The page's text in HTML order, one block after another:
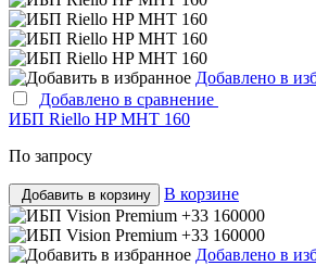
Добавлено в
Добавлено в сравнение
ИБП Riello HP MHT 160
По запросу
Добавить в корзину В корзине
Добавлено в